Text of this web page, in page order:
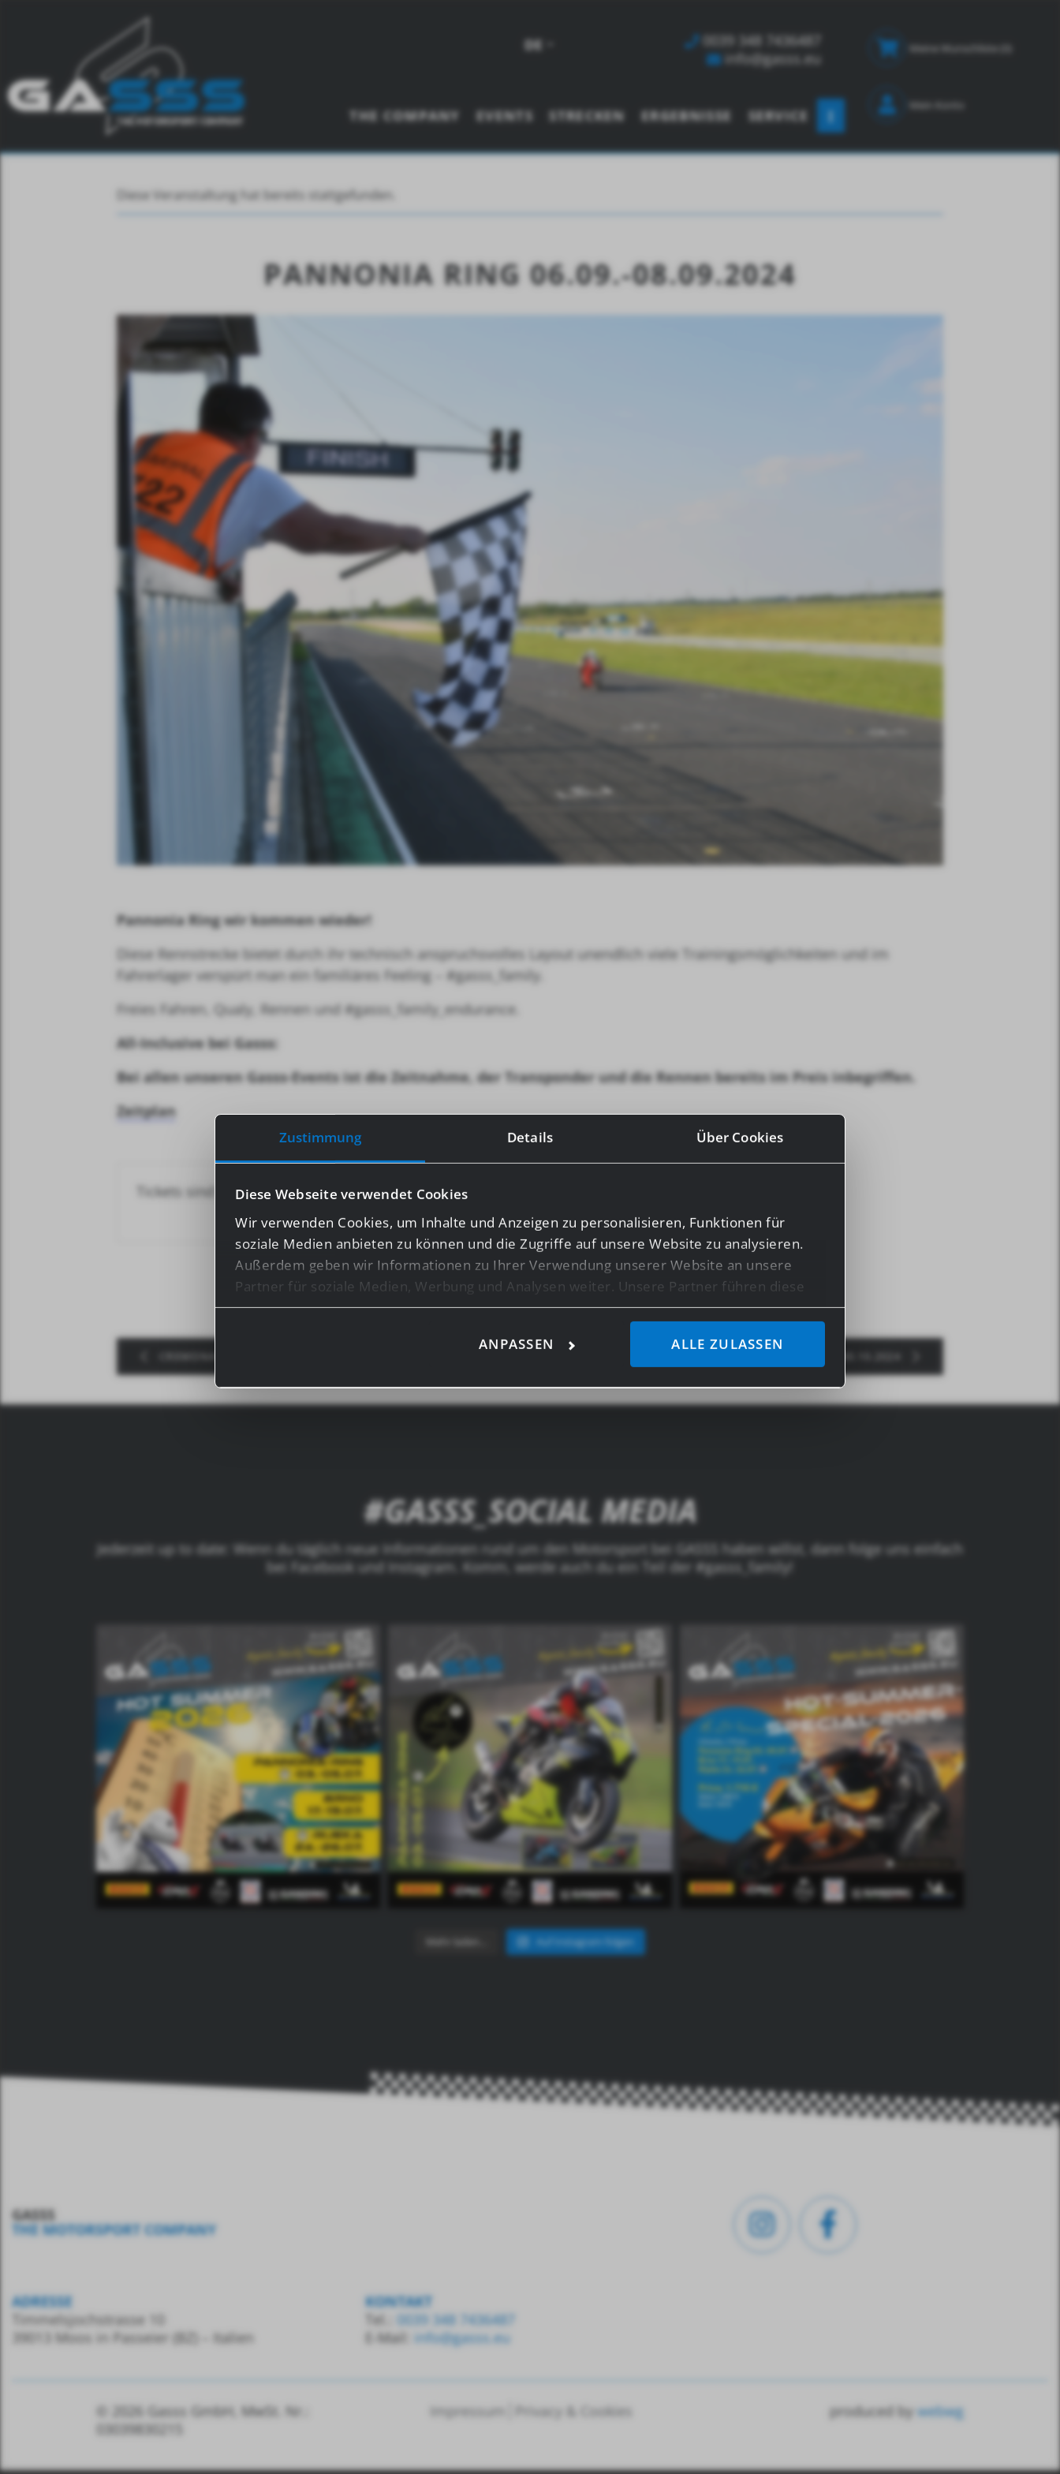
Zustimmung Details Über Cookies
Diese Webseite verwendet Cookies
Wir verwenden Cookies, um Inhalte und Anzeigen zu personalisieren, Funktionen für
soziale Medien anbieten zu können und die Zugriffe auf unsere Website zu analysieren.
Außerdem geben wir Informationen zu Ihrer Verwendung unserer Website an unsere
Partner für soziale Medien, Werbung und Analysen weiter. Unsere Partner führen diese
Informationen möglicherweise mit weiteren Daten zusammen, die Sie ihnen bereitgestellt
haben oder die sie im Rahmen Ihrer Nutzung der Dienste gesammelt haben.
Bei bestimmten Diensten wie Google Analytics kann eine Speicherung von Daten in
Drittländern, wie z.B. USA, nicht ausgeschlossen werden.
ANPASSEN ALLE ZULASSEN
DE
0039 348 7436487
info@gasss.eu
THE COMPANY EVENTS STRECKEN ERGEBNISSE SERVICE
Meine Wunschliste
Mein Konto
Diese Veranstaltung hat bereits stattgefunden.
PANNONIA RING 06.09.-08.09.2024
Pannonia Ring wir kommen wieder!
Diese Rennstrecke bietet durch ihr technisch anspruchsvolles Layout unendlich viele Trainingsmöglichkeiten und im
Fahrerlager verspürt man ein familiäres Feeling – #gasss_family.
Freies Fahren, Qualy, Rennen und #gasss_family_endurance.
All-Inclusive bei Gasss:
Bei allen unseren Gasss-Events ist die Zeitnahme, der Transponder und die Rennen bereits im Preis inbegriffen.
Zeitplan
Tickets sind nicht länger verfügbar
#GASSS_SOCIAL MEDIA
Jederzeit up to date: Wenn du täglich neue Informationen rund um den Motorsport bei GASSS haben willst, dann folge uns einfach
bei Facebook und Instagram. Komm, werde auch du ein Teil der #gasss_family!
Mehr laden… Auf Instagram folgen
GASSS
THE MOTORSPORT COMPANY
ADRESSE
Timmelsjochstrasse 10
39013 Moos in Passeier (BZ) – Italien
KONTAKT
Tel.:
0039 348 7436487
E-Mail: info@gasss.eu
© 2026 Gasss GmbH, MwSt.
Nr.:
03039830215
Impressum Privacy & Cookies produced by webwg